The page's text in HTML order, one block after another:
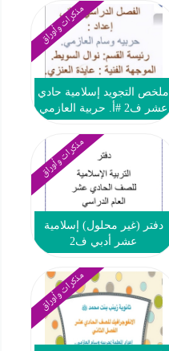
مذكرات وأوراق
ملخص التجويد إسلامية حادي
عشر ف2 #أ. حربية العازمي
مذكرات وأوراق
دفتر (غير محلول) إسلامية
عشر أدبي ف2
مذكرات وأوراق